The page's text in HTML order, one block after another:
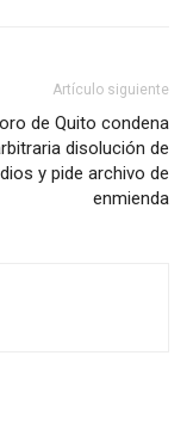
Artículo siguiente
de Quito condena
disolución de
y pide archivo de
enmienda